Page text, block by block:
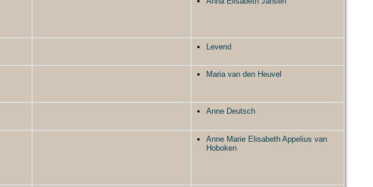
Levend
Maria van den Heuvel
Anne Deutsch
Anne Marie Elisabeth Appelius van
Hoboken